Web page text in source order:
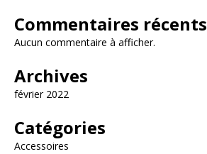
Commentaires récents
Aucun commentaire à afficher.
Archives
février 2022
Catégories
Accessoires